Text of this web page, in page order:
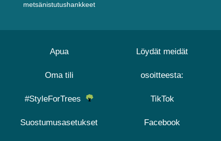
metsänistutushankkeet
Apua
Oma tili
#StyleForTrees
Suostumusasetukset
Löydät meidät
osoitteesta:
TikTok
Facebook